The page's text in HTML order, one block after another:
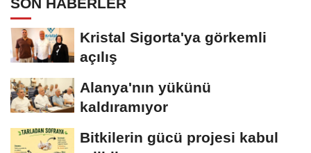
Kristal Sigorta'ya görkemli
açılış
Alanya'nın yükünü
kaldıramıyor
Bitkilerin gücü projesi kabul